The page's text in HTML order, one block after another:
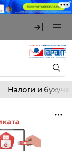
Налоги и